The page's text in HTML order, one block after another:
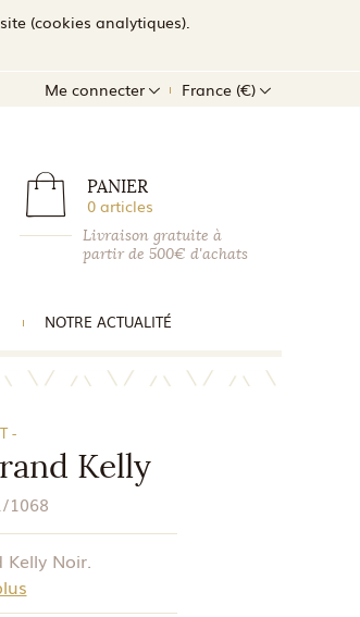
(cookies analytiques).
Me connecter France (€)
PANIER
0 articles
Livraison gratuite à
partir de 500€ d'achats
NOTRE ACTUALITÉ
-
Kelly
1068
Noir.